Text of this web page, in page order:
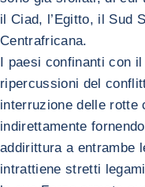
il Ciad, l’Egitto, il Sud
Centrafricana.
I paesi confinanti con
ripercussioni del
interruzione delle rotte
indirettamente
addirittura a entrambe
intrattiene stretti